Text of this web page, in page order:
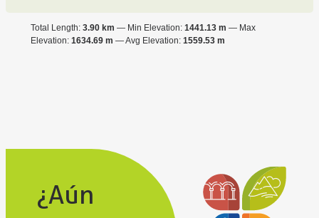
Total Length: 3.90 km Min Elevation: 1441.13 m
Max
Elevation: 1634.69 m Avg Elevation: 1559.53 m
¿Aún